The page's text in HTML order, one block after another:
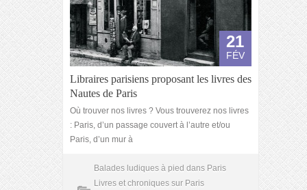
21
FÉV
Libraires parisiens proposant les livres des
Nautes de Paris
Où trouver nos livres ? Vous trouverez nos livres
: Paris, d’un passage couvert à l’autre et/ou
Paris, d’un mur à
Balades ludiques à pied dans Paris
Livres et chroniques sur Paris